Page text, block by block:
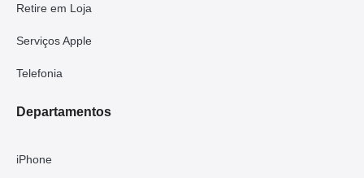
Retire em Loja
Serviços Apple
Telefonia
Departamentos
iPhone